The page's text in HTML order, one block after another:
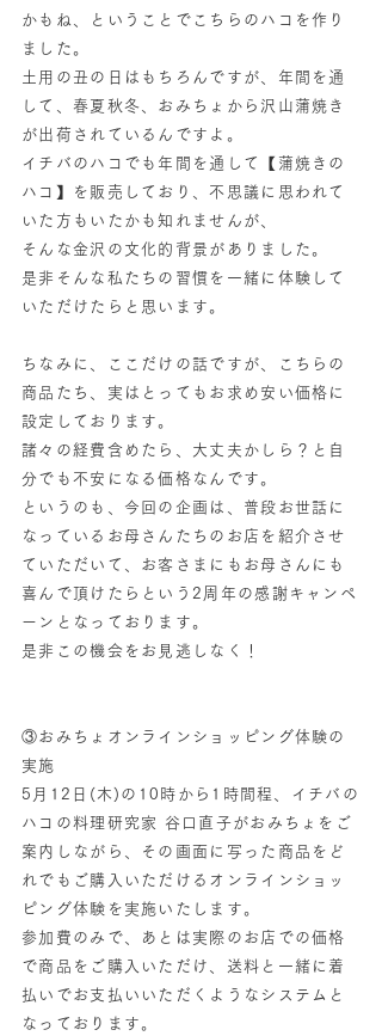
かもね、ということでこちらのハコを作り
ました。
土用の丑の日はもちろんですが、年間を通
して、春夏秋冬、おみちょから沢山蒲焼き
が出荷されているんですよ。
イチバのハコでも年間を通して【蒲焼きの
ハコ】を販売しており、不思議に思われて
いた方もいたかも知れませんが、
そんな金沢の文化的背景がありました。
是非そんな私たちの習慣を一緒に体験して
いただけたらと思います。
ちなみに、ここだけの話ですが、こちらの
商品たち、実はとってもお求め安い価格に
設定しております。
諸々の経費含めたら、大丈夫かしら？と自
分でも不安になる価格なんです。
というのも、今回の企画は、普段お世話に
なっているお母さんたちのお店を紹介させ
ていただいて、お客さまにもお母さんにも
喜んで頂けたらという2周年の感謝キャンペ
ーンとなっております。
是非この機会をお見逃しなく！
③おみちょオンラインショッピング体験の
実施
5月12日(木)の10時から1時間程、イチバの
ハコの料理研究家 谷口直子がおみちょをご
案内しながら、その画面に写った商品をど
れでもご購入いただけるオンラインショッ
ピング体験を実施いたします。
参加費のみで、あとは実際のお店での価格
で商品をご購入いただけ、送料と一緒に着
払いでお支払いいただくようなシステムと
なっております。